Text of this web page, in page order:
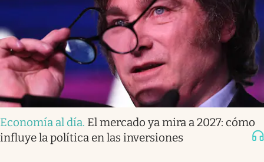
Economía al día. El mercado ya mira a 2027: cómo
influye la política en las inversiones